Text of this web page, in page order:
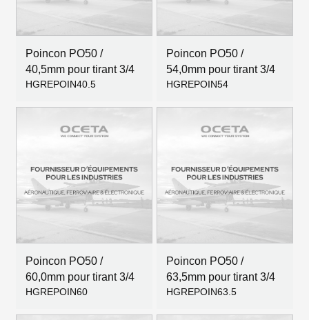
Poincon PO50 /
40,5mm pour tirant 3/4
HGREPOIN40.5
Poincon PO50 /
54,0mm pour tirant 3/4
HGREPOIN54
Poincon PO50 /
60,0mm pour tirant 3/4
HGREPOIN60
Poincon PO50 /
63,5mm pour tirant 3/4
HGREPOIN63.5